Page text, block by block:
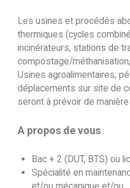
Les usines et procédés
thermiques (cycles
incinérateurs, stations de
compostage/
Usines agroalimentaires,
déplacements sur site de
seront à prévoir de
A propos de vous
Bac + 2 (DUT, BTS) ou
Spécialité en